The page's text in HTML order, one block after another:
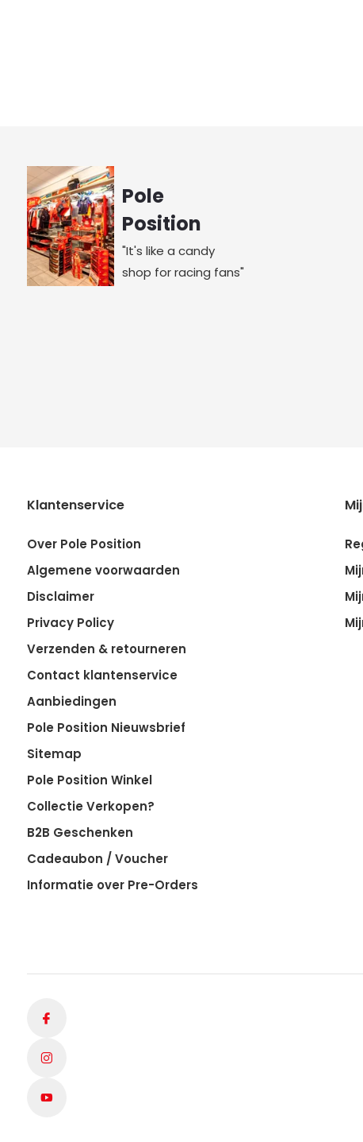
Pole
Position
"It's like a candy
shop for racing fans"
Klantenservice
Over Pole Position
Algemene voorwaarden
Disclaimer
Privacy Policy
Verzenden & retourneren
Contact klantenservice
Aanbiedingen
Pole Position Nieuwsbrief
Sitemap
Pole Position Winkel
Collectie Verkopen?
B2B Geschenken
Cadeaubon / Voucher
Informatie over Pre-Orders